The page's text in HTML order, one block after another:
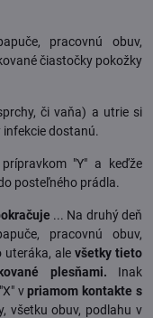
pracovnú obuv,
čiastočky pokožky
či vaňa) a utrie si
dostanú.
"Y" a keďže
posteľného prádla.
... Na druhý deň
pracovnú obuv,
uteráka, ale všetky tieto
plesňami. Inak
vpriamom kontakte s
všetku obuv, podlahu v